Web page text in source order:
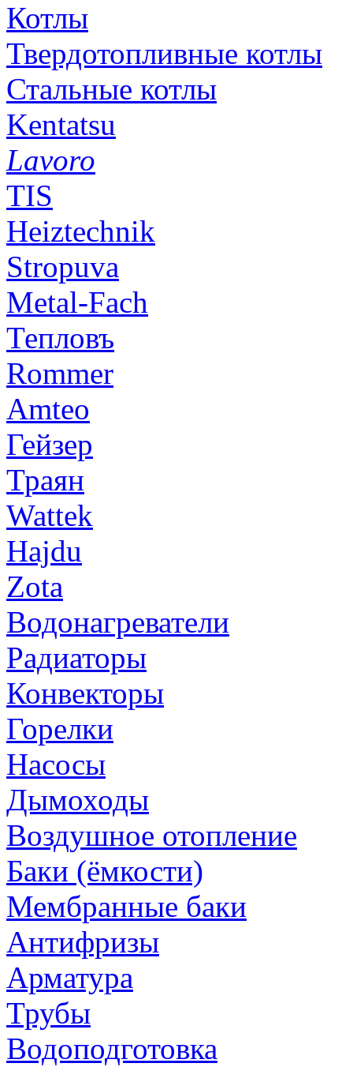
Котлы
Твердотопливные котлы
Стальные котлы
Kentatsu
Lavoro
TIS
Heiztechnik
Stropuva
Metal-Fach
Тепловъ
Rommer
Amteo
Гейзер
Траян
Wattek
Hajdu
Zota
Водонагреватели
Радиаторы
Конвекторы
Горелки
Насосы
Дымоходы
Воздушное отопление
Баки (ёмкости)
Мембранные баки
Антифризы
Арматура
Трубы
Водоподготовка